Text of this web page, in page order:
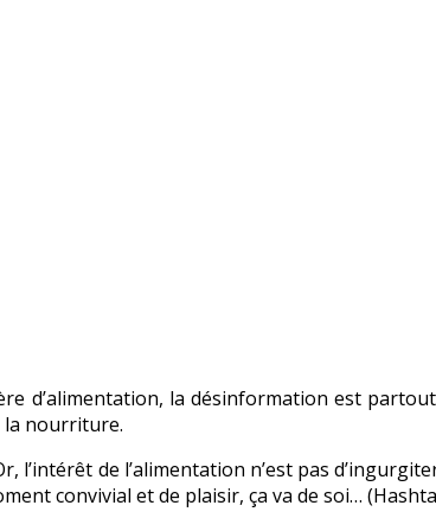
d’alimentation, la désinformation est
la nourriture.
de l’alimentation n’est pas
convivial et de plaisir, ça va de soi…